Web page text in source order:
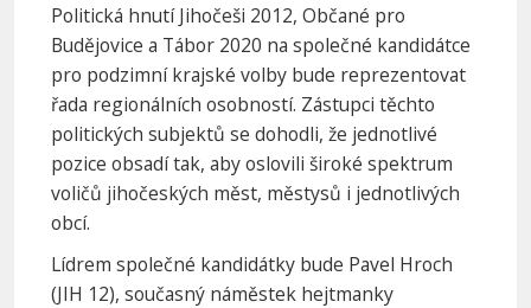
Politická hnutí Jihočeši 2012, Občané pro
Budějovice a Tábor 2020 na společné kandidátce
pro podzimní krajské volby bude reprezentovat
řada regionálních osobností. Zástupci těchto
politických subjektů se dohodli, že jednotlivé
pozice obsadí tak, aby oslovili široké spektrum
voličů jihočeských měst, městysů i jednotlivých
obcí.
Lídrem společné kandidátky bude Pavel Hroch
(JIH 12), současný náměstek hejtmanky